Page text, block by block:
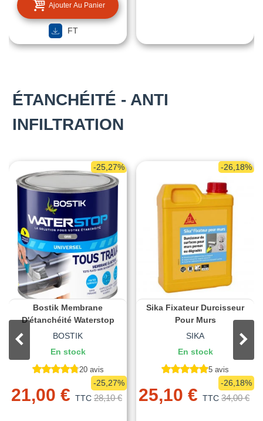
Ajouter Au Panier
FT
ÉTANCHÉITÉ - ANTI
INFILTRATION
-25,27%
Bostik Membrane
D'étanchéité Waterstop
BOSTIK
En stock
20 avis
21,00 € TTC 28,10 €
-25,27%
-26,18%
Sika Fixateur Durcisseur
Pour Murs
SIKA
En stock
5 avis
25,10 € TTC 34,00 €
-26,18%